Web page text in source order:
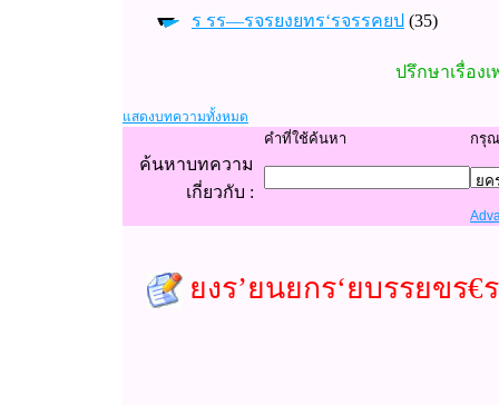
ร รร—รจรยงยทร‘รจรรคยป (35)
ปรึกษาเรื่อง
แสดงบทความทั้งหมด
คำที่ใช้ค้นหา กรุ
ค้นหาบทความ
เกี่ยวกับ :
ยงร’ยนยกร‘ยบรรยขร